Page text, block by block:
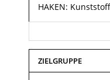
HAKEN:
ZIELGRUPPE